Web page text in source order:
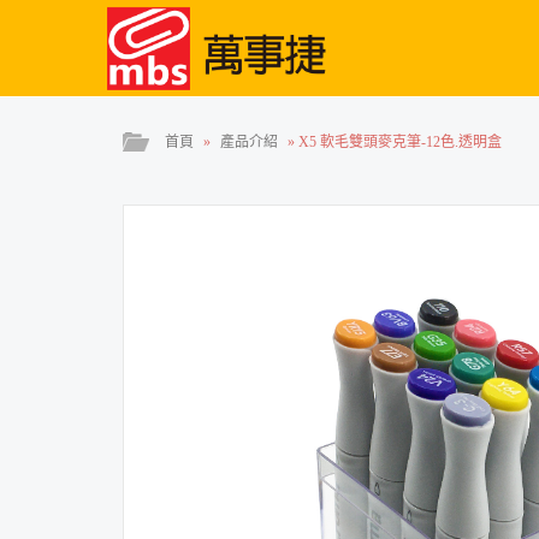
首頁 » 產品介紹 » X5 軟毛雙頭麥克筆-12色.透明盒